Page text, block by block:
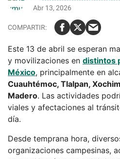
Abr 13, 2026
Este 13 de abril se esperan
y movilizaciones en distintos
México, principalmente en
Cuauhtémoc, Tlalpan,
Madero. Las actividades
viales y afectaciones al
día.
Desde temprana hora,
organizaciones campesinas,